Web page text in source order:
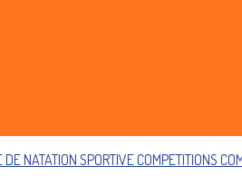
DE NATATION SPORTIVECOMPETITIONS